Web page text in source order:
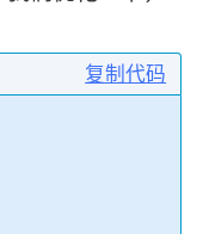
复制代码